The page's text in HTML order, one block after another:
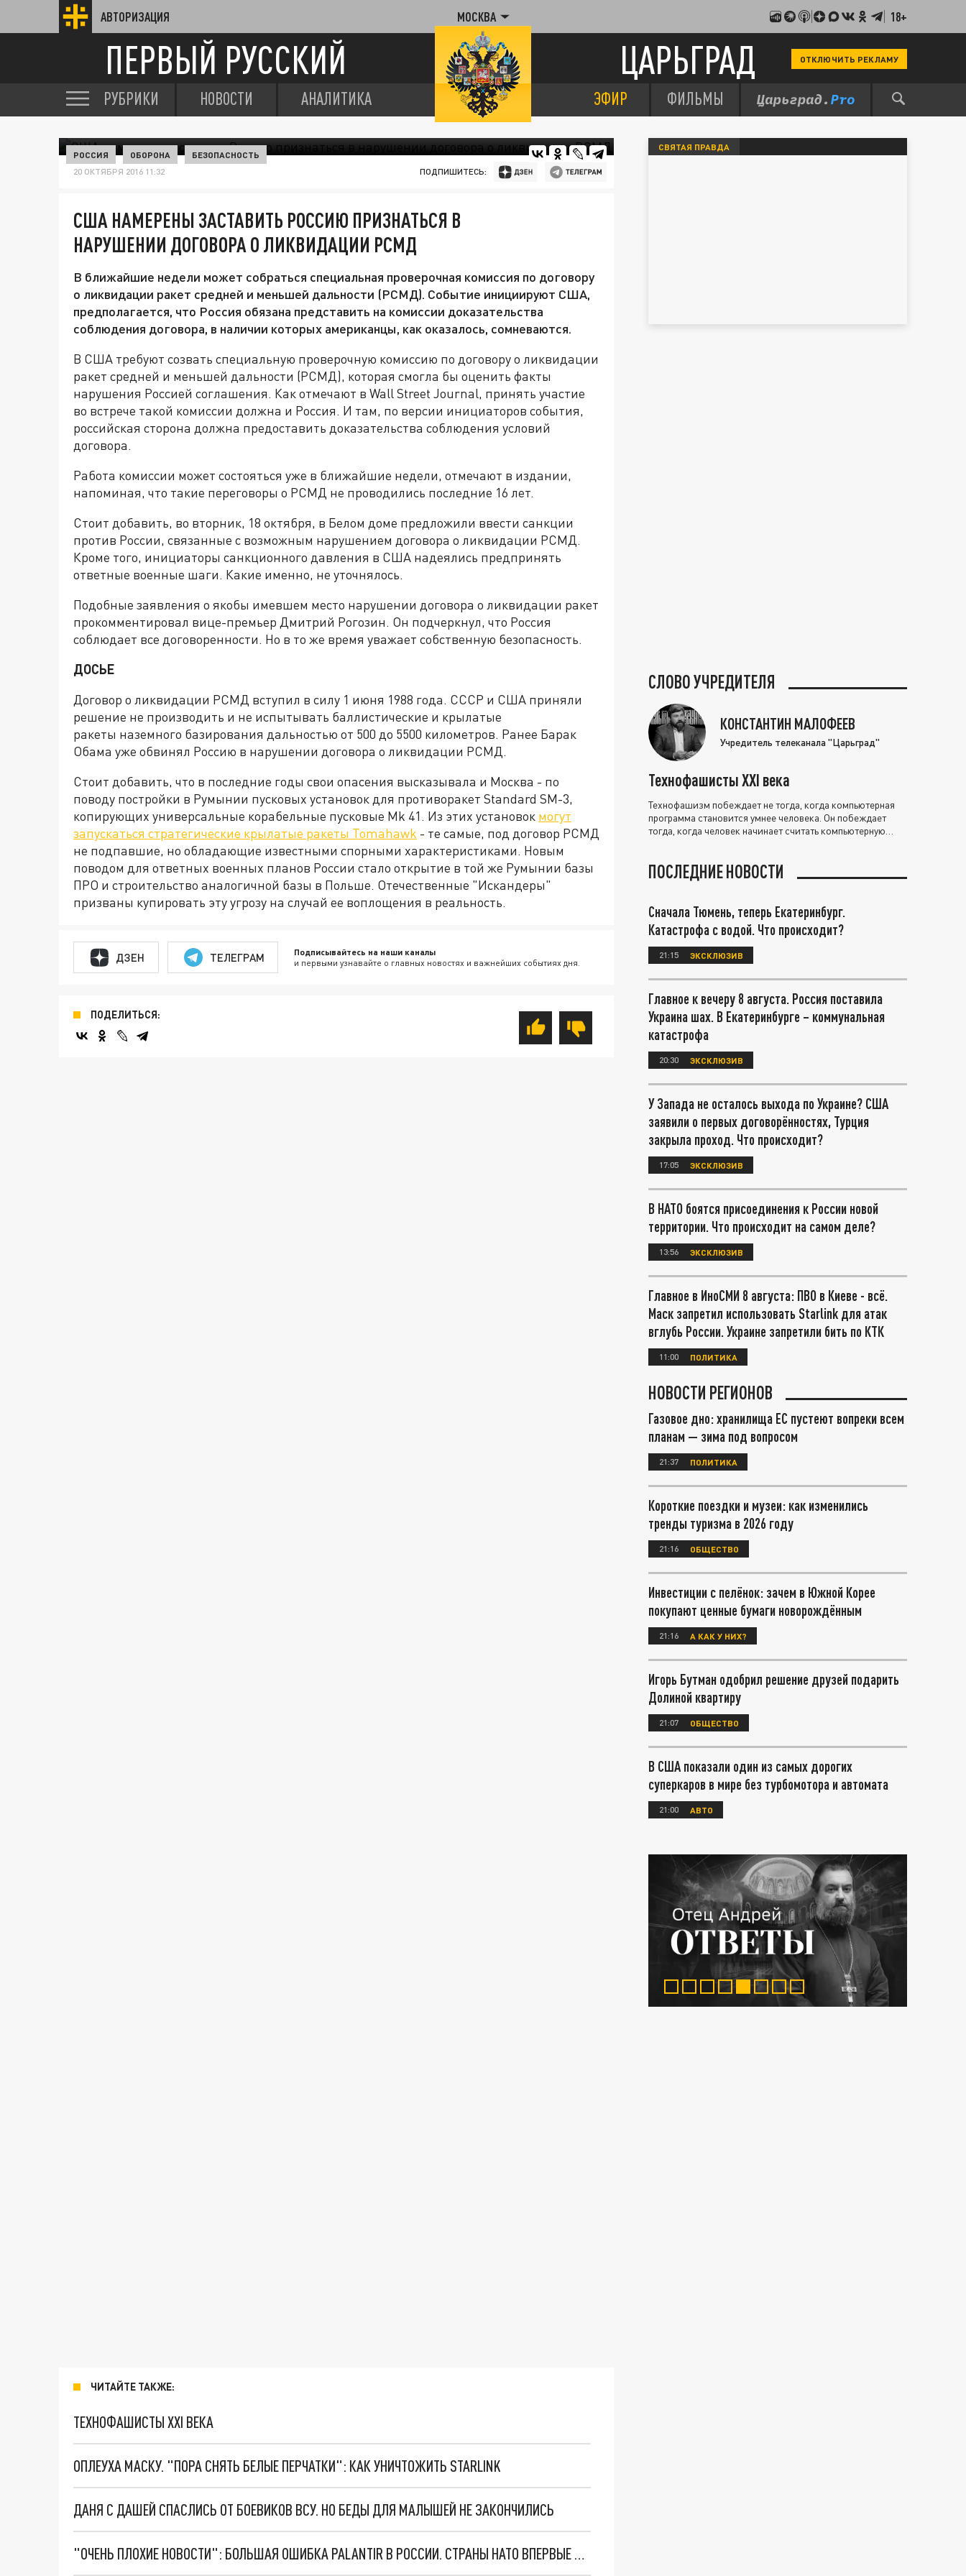
АВТОРИЗАЦИЯ МОСКВА 18+
ПЕРВЫЙ РУССКИЙ ЦАРЬГРАД ОТКЛЮЧИТЬ РЕКЛАМУ
РУБРИКИ НОВОСТИ АНАЛИТИКА ЭФИР ФИЛЬМЫ
РОССИЯ ОБОРОНА БЕЗОПАСНОСТЬ
20 ОКТЯБРЯ 2016 11:32 ПОДПИШИТЕСЬ:
США НАМЕРЕНЫ ЗАСТАВИТЬ РОССИЮ ПРИЗНАТЬСЯ В
НАРУШЕНИИ ДОГОВОРА О ЛИКВИДАЦИИ РСМД
В ближайшие недели может собраться специальная проверочная комиссия по договору
о ликвидации ракет средней и меньшей дальности (РСМД). Событие инициируют США,
предполагается, что Россия обязана представить на комиссии доказательства
соблюдения договора, в наличии которых американцы, как оказалось, сомневаются.
В США требуют созвать специальную проверочную комиссию по договору о ликвидации
ракет средней и меньшей дальности (РСМД), которая смогла бы оценить факты
нарушения Россией соглашения. Как отмечают в Wall Street Journal, принять участие
во встрече такой комиссии должна и Россия. И там, по версии инициаторов события,
российская сторона должна предоставить доказательства соблюдения условий
договора.
Работа комиссии может состояться уже в ближайшие недели, отмечают в издании,
напоминая, что такие переговоры о РСМД не проводились последние 16 лет.
Стоит добавить, во вторник, 18 октября, в Белом доме предложили ввести санкции
против России, связанные с возможным нарушением договора о ликвидации РСМД.
Кроме того, инициаторы санкционного давления в США надеялись предпринять
ответные военные шаги. Какие именно, не уточнялось.
Подобные заявления о якобы имевшем место нарушении договора о ликвидации ракет
прокомментировал вице-премьер Дмитрий Рогозин. Он подчеркнул, что Россия
соблюдает все договоренности. Но в то же время уважает собственную безопасность.
ДОСЬЕ
Договор о ликвидации РСМД вступил в силу 1 июня 1988 года. СССР и США приняли
решение не производить и не испытывать баллистические и крылатые
ракеты наземного базирования дальностью от 500 до 5500 километров. Ранее Барак
Обама уже обвинял Россию в нарушении договора о ликвидации РСМД.
Стоит добавить, что в последние годы свои опасения высказывала и Москва - по
поводу постройки в Румынии пусковых установок для противоракет Standard SM-3,
копирующих универсальные корабельные пусковые Mk 41. Из этих установок могут
запускаться стратегические крылатые ракеты Tomahawk - те самые, под договор РСМД
не подпавшие, но обладающие известными спорными характеристиками. Новым
поводом для ответных военных планов России стало открытие в той же Румынии базы
ПРО и строительство аналогичной базы в Польше. Отечественные "Искандеры"
призваны купировать эту угрозу на случай ее воплощения в реальность.
ДЗЕН ТЕЛЕГРАМ Подписывайтесь на наши каналы
и первыми узнавайте о главных новостях и важнейших событиях дня.
ПОДЕЛИТЬСЯ:
ЧИТАЙТЕ ТАКЖЕ:
ТЕХНОФАШИСТЫ XXI ВЕКА
ОПЛЕУХА МАСКУ. "ПОРА СНЯТЬ БЕЛЫЕ ПЕРЧАТКИ": КАК УНИЧТОЖИТЬ STARLINK
ДАНЯ С ДАШЕЙ СПАСЛИСЬ ОТ БОЕВИКОВ ВСУ. НО БЕДЫ ДЛЯ МАЛЫШЕЙ НЕ ЗАКОНЧИЛИСЬ
"ОЧЕНЬ ПЛОХИЕ НОВОСТИ": БОЛЬШАЯ ОШИБКА PALANTIR В РОССИИ. СТРАНЫ НАТО ВПЕРВЫЕ ЗА СВО ОСТАНОВИЛИ ПОСТАВКИ ОРУЖИЯ. ВСУ ТЕРЯЮТ ПРИГРАНИЧЬЕ?
СВЯТАЯ ПРАВДА
СЛОВО УЧРЕДИТЕЛЯ
КОНСТАНТИН МАЛОФЕЕВ
Учредитель телеканала "Царьград"
Технофашисты XXI века
Технофашизм побеждает не тогда, когда компьютерная
программа становится умнее человека. Он побеждает
тогда, когда человек начинает считать компьютерную
ПОСЛЕДНИЕ НОВОСТИ
Сначала Тюмень, теперь Екатеринбург.
Катастрофа с водой. Что происходит?
21:15 ЭКСКЛЮЗИВ
Главное к вечеру 8 августа. Россия поставила
Украина шах. В Екатеринбурге – коммунальная
катастрофа
20:30 ЭКСКЛЮЗИВ
У Запада не осталось выхода по Украине? США
заявили о первых договорённостях, Турция
закрыла проход. Что происходит?
17:05 ЭКСКЛЮЗИВ
В НАТО боятся присоединения к России новой
территории. Что происходит на самом деле?
13:56 ЭКСКЛЮЗИВ
Главное в ИноСМИ 8 августа: ПВО в Киеве - всё.
Маск запретил использовать Starlink для атак
вглубь России. Украине запретили бить по КТК
11:00 ПОЛИТИКА
НОВОСТИ РЕГИОНОВ
Газовое дно: хранилища ЕС пустеют вопреки всем
планам — зима под вопросом
21:37 ПОЛИТИКА
Короткие поездки и музеи: как изменились
тренды туризма в 2026 году
21:16 ОБЩЕСТВО
Инвестиции с пелёнок: зачем в Южной Корее
покупают ценные бумаги новорождённым
21:16 А КАК У НИХ?
Игорь Бутман одобрил решение друзей подарить
Долиной квартиру
21:07 ОБЩЕСТВО
В США показали один из самых дорогих
суперкаров в мире без турбомотора и автомата
21:00 АВТО